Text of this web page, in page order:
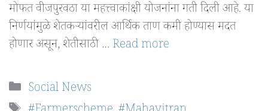
मोफत वीजपुरवठा या महत्त्वाकांक्षी योजनांना गती दिली आहे. या
निर्णयांमुळे शेतकऱ्यांवरील आर्थिक ताण कमी होण्यास मदत
होणार असून, शेतीसाठी … Read more
Categories
Social News